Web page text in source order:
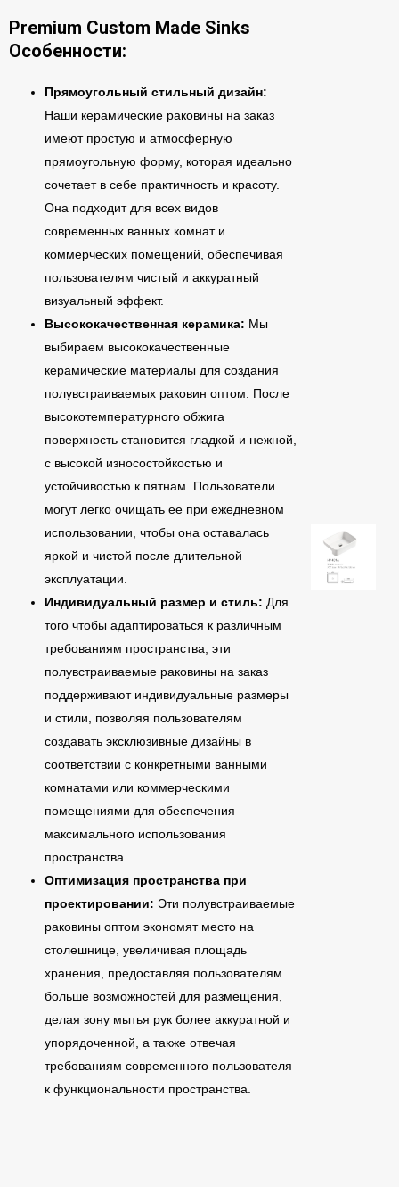
Premium Custom Made Sinks
Особенности:
Прямоугольный стильный дизайн:
Наши керамические раковины на заказ
имеют простую и атмосферную
прямоугольную форму, которая идеально
сочетает в себе практичность и красоту.
Она подходит для всех видов
современных ванных комнат и
коммерческих помещений, обеспечивая
пользователям чистый и аккуратный
визуальный эффект.
Высококачественная керамика: Мы
выбираем высококачественные
керамические материалы для создания
полувстраиваемых раковин оптом. После
высокотемпературного обжига
поверхность становится гладкой и нежной,
с высокой износостойкостью и
устойчивостью к пятнам. Пользователи
могут легко очищать ее при ежедневном
использовании, чтобы она оставалась
яркой и чистой после длительной
эксплуатации.
Индивидуальный размер и стиль: Для
того чтобы адаптироваться к различным
требованиям пространства, эти
полувстраиваемые раковины на заказ
поддерживают индивидуальные размеры
и стили, позволяя пользователям
создавать эксклюзивные дизайны в
соответствии с конкретными ванными
комнатами или коммерческими
помещениями для обеспечения
максимального использования
пространства.
Оптимизация пространства при
проектировании: Эти полувстраиваемые
раковины оптом экономят место на
столешнице, увеличивая площадь
хранения, предоставляя пользователям
больше возможностей для размещения,
делая зону мытья рук более аккуратной и
упорядоченной, а также отвечая
требованиям современного пользователя
к функциональности пространства.